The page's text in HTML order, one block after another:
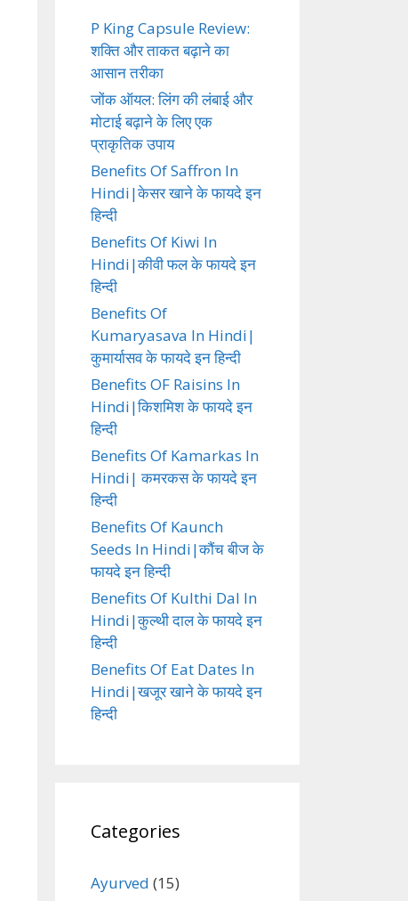
P King Capsule Review:
शक्ति और ताकत बढ़ाने का
आसान तरीका
जोंक ऑयल: लिंग की लंबाई और
मोटाई बढ़ाने के लिए एक
प्राकृतिक उपाय
Benefits Of Saffron In
Hindi|केसर खाने के फायदे इन
हिन्दी
Benefits Of Kiwi In
Hindi|कीवी फल के फायदे इन
हिन्दी
Benefits Of
Kumaryasava In Hindi|
कुमार्यासव के फायदे इन हिन्दी
Benefits OF Raisins In
Hindi|किशमिश के फायदे इन
हिन्दी
Benefits Of Kamarkas In
Hindi| कमरकस के फायदे इन
हिन्दी
Benefits Of Kaunch
Seeds In Hindi|कौंच बीज के
फायदे इन हिन्दी
Benefits Of Kulthi Dal In
Hindi|कुल्थी दाल के फायदे इन
हिन्दी
Benefits Of Eat Dates In
Hindi|खजूर खाने के फायदे इन
हिन्दी
Categories
Ayurved (15)